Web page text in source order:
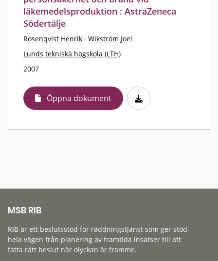
läkemedelsproduktion : AstraZeneca
Södertälje
Rosenqvist Henrik · Wikström Joel
Lunds tekniska högskola (LTH)
2007
Öppna dokument
MSB RIB
RIB är ett beslutsstöd för räddningstjänst som ger stöd
hela vägen från planering av framtida insatser till att
fatta rätt beslut när olyckan är framme.